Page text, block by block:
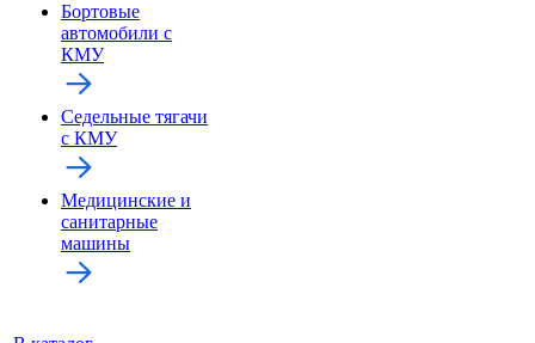
Бортовые
автомобили с
КМУ
Седельные тягачи
с КМУ
Медицинские и
санитарные
машины